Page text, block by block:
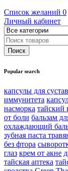
Список желаний 0
Личный кабинет
Popular search
капсулы для
иммунитета
насморка тайский
от боли бальзам
охлаждающий
зубная паста
без фтора
глаз крем от акне
тайская аптека